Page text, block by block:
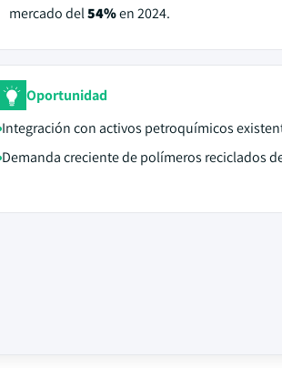
mercado del54%en 2024.
Oportunidad
Integración con activos petroquímicos
Demanda creciente de polímeros reciclados